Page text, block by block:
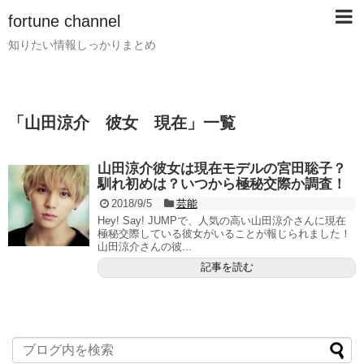
fortune channel
知りたい情報しっかりまとめ
「 山田涼介 彼女 現在 」 一覧
山田涼介彼女は現在モデルの宮田聡子？
馴れ初めは？いつから極秘交際か調査！
2018/9/5
芸能
Hey! Say! JUMPで、人気の高い山田涼介さんに現在
極秘交際している彼女がいることが報じられました！
山田涼介さんの彼...
記事を読む